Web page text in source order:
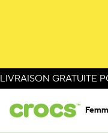
LIVRAISON GRATUITE